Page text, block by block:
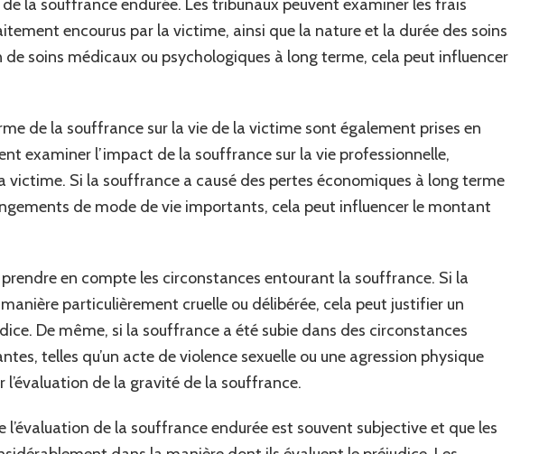
la souffrance endurée. Les tribunaux peuvent examiner les frais
encourus par la victime, ainsi que la nature et la durée des soins
de soins médicaux ou psychologiques à long terme, cela peut influencer
de la souffrance sur la vie de la victime sont également prises en
examiner l’impact de la souffrance sur la vie professionnelle,
victime. Si la souffrance a causé des pertes économiques à long terme
de mode de vie importants, cela peut influencer le montant
en compte les circonstances entourant la souffrance. Si la
particulièrement cruelle ou délibérée, cela peut justifier un
De même, si la souffrance a été subie dans des circonstances
telles qu’un acte de violence sexuelle ou une agression physique
de la gravité de la souffrance.
de la souffrance endurée est souvent subjective et que les